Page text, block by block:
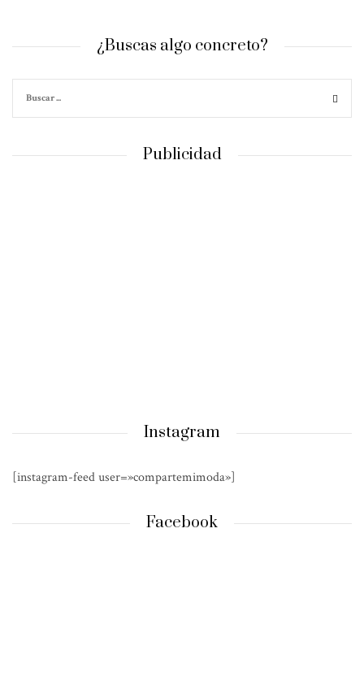
¿Buscas algo concreto?
Publicidad
Instagram
[instagram-feed user=»compartemimoda»]
Facebook